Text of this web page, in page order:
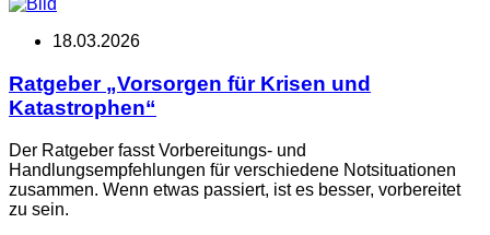
18.03.2026
Ratgeber „Vorsorgen für Krisen und
Katastrophen“
Der Ratgeber fasst Vorbereitungs- und
Handlungsempfehlungen für verschiedene Notsituationen
zusammen. Wenn etwas passiert, ist es besser, vorbereitet
zu sein.